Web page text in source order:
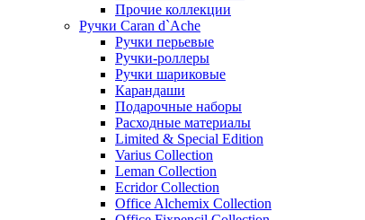
Прочие коллекции
Ручки Caran d`Ache
Ручки перьевые
Ручки-роллеры
Ручки шариковые
Карандаши
Подарочные наборы
Расходные материалы
Limited & Special Edition
Varius Collection
Leman Collection
Ecridor Collection
Office Alchemix Collection